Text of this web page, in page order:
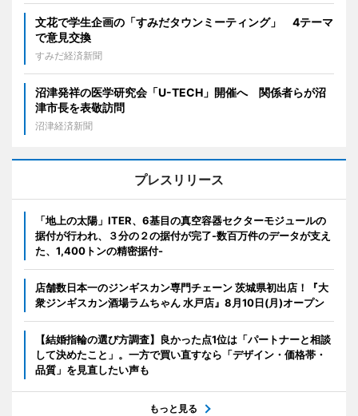
文花で学生企画の「すみだタウンミーティング」 4テーマ
で意見交換
すみだ経済新聞
沼津発祥の医学研究会「U-TECH」開催へ 関係者らが沼
津市長を表敬訪問
沼津経済新聞
プレスリリース
「地上の太陽」ITER、6基目の真空容器セクターモジュールの
据付が行われ、３分の２の据付が完了-数百万件のデータが支え
た、1,400トンの精密据付-
店舗数日本一のジンギスカン専門チェーン 茨城県初出店！『大
衆ジンギスカン酒場ラムちゃん 水戸店』8月10日(月)オープン
【結婚指輪の選び方調査】良かった点1位は「パートナーと相談
して決めたこと」。一方で買い直すなら「デザイン・価格帯・
品質」を見直したい声も
もっと見る